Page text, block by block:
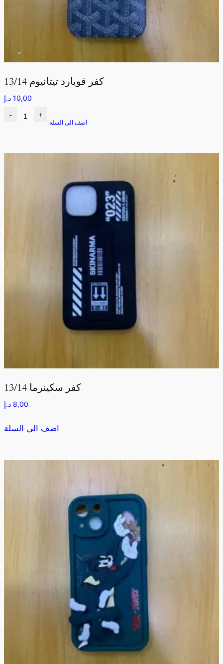
كفر قويارد تيتانيوم 13/14
10,00 د.إ
- +
اضف الى السلة
كفر سكينرما 13/14
8,00 د.إ
اضف الى السلة